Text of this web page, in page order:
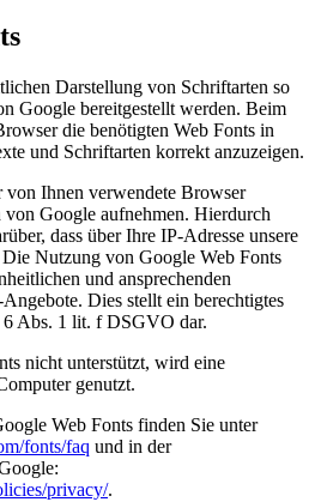
Darstellung von Schriftarten so
Google bereitgestellt werden. Beim
die benötigten Web Fonts in
und Schriftarten korrekt anzuzeigen.
von Ihnen verwendete Browser
Google aufnehmen. Hierdurch
dass über Ihre IP-Adresse unsere
Nutzung von Google Web Fonts
und ansprechenden
Dies stellt ein berechtigtes
Abs. 1 lit. f DSGVO dar.
nicht unterstützt, wird eine
genutzt.
Web Fonts finden Sie unter
fonts/faq und in der
privacy/.